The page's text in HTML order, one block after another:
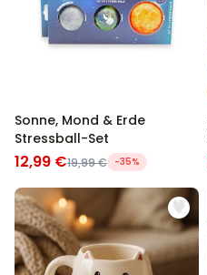
Sonne, Mond & Erde
Stressball-Set
12,99 €19,99 € -35%